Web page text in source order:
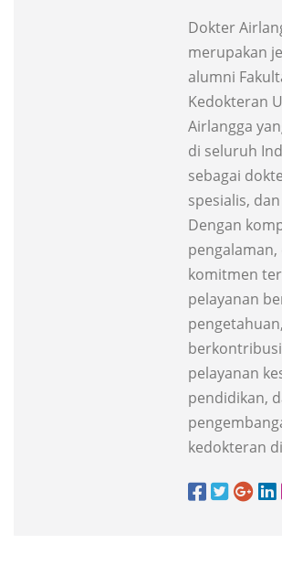
Dokter
merupakan
alumni
Kedokteran
Airlangga
di seluruh
sebagai
spesialis,
Dengan
pengalaman,
komitmen
pelayanan
pelayanan
pendidikan,
kedokteran